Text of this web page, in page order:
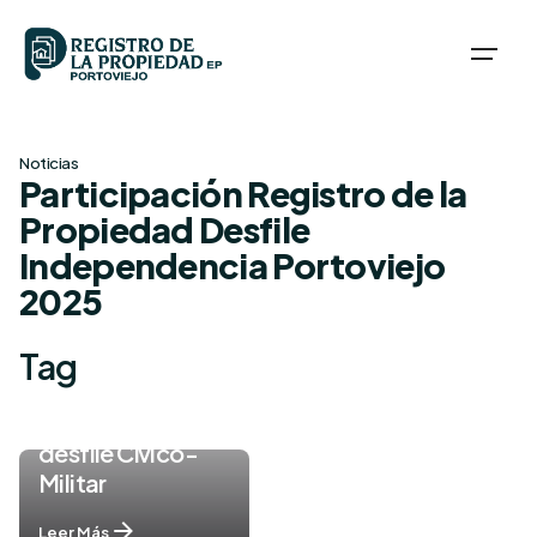
content
Noticias
Participación Registro de la
Propiedad Desfile
Independencia Portoviejo
2025
Tag
Registro de la
Propiedad
desfile Cívico-
Militar
Leer Más